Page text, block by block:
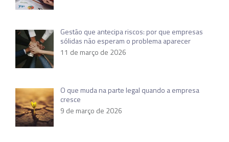
Gestão que antecipa riscos: por que empresas
sólidas não esperam o problema aparecer
11 de março de 2026
O que muda na parte legal quando a empresa
cresce
9 de março de 2026